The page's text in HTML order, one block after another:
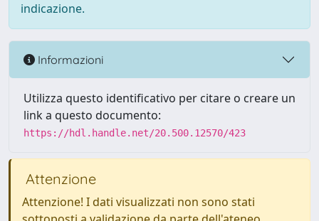
indicazione.
Informazioni
Utilizza questo identificativo per citare o creare un
link a questo documento:
https://hdl.handle.net/20.500.12570/423
Attenzione
Attenzione! I dati visualizzati non sono stati